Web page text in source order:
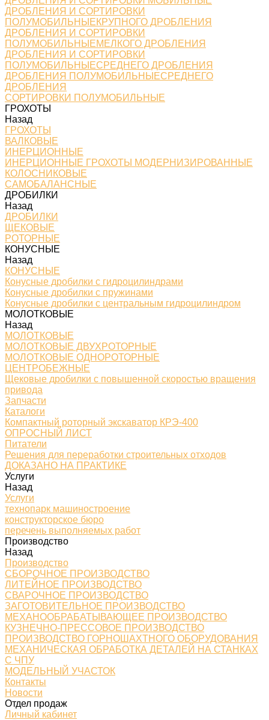
ДРОБЛЕНИЯ И СОРТИРОВКИ
ПОЛУМОБИЛЬНЫЕКРУПНОГО ДРОБЛЕНИЯ
ДРОБЛЕНИЯ И СОРТИРОВКИ
ПОЛУМОБИЛЬНЫЕМЕЛКОГО ДРОБЛЕНИЯ
ДРОБЛЕНИЯ И СОРТИРОВКИ
ПОЛУМОБИЛЬНЫЕСРЕДНЕГО ДРОБЛЕНИЯ
ДРОБЛЕНИЯ ПОЛУМОБИЛЬНЫЕСРЕДНЕГО
ДРОБЛЕНИЯ
СОРТИРОВКИ ПОЛУМОБИЛЬНЫЕ
ГРОХОТЫ
Назад
ГРОХОТЫ
ВАЛКОВЫЕ
ИНЕРЦИОННЫЕ
ИНЕРЦИОННЫЕ ГРОХОТЫ МОДЕРНИЗИРОВАННЫЕ
КОЛОСНИКОВЫЕ
САМОБАЛАНСНЫЕ
ДРОБИЛКИ
Назад
ДРОБИЛКИ
ЩЕКОВЫЕ
РОТОРНЫЕ
КОНУСНЫЕ
Назад
КОНУСНЫЕ
Конусные дробилки с гидроцилиндрами
Конусные дробилки с пружинами
Конусные дробилки с центральным гидроцилиндром
МОЛОТКОВЫЕ
Назад
МОЛОТКОВЫЕ
МОЛОТКОВЫЕ ДВУХРОТОРНЫЕ
МОЛОТКОВЫЕ ОДНОРОТОРНЫЕ
ЦЕНТРОБЕЖНЫЕ
Щековые дробилки с повышенной скоростью вращения
привода
Запчасти
Каталоги
Компактный роторный экскаватор КРЭ-400
ОПРОСНЫЙ ЛИСТ
Питатели
Решения для переработки строительных отходов
ДОКАЗАНО НА ПРАКТИКЕ
Услуги
Назад
Услуги
технопарк машиностроение
конструкторское бюро
перечень выполняемых работ
Производство
Назад
Производство
СБОРОЧНОЕ ПРОИЗВОДСТВО
ЛИТЕЙНОЕ ПРОИЗВОДСТВО
СВАРОЧНОЕ ПРОИЗВОДСТВО
ЗАГОТОВИТЕЛЬНОЕ ПРОИЗВОДСТВО
МЕХАНООБРАБАТЫВАЮЩЕЕ ПРОИЗВОДСТВО
КУЗНЕЧНО-ПРЕССОВОЕ ПРОИЗВОДСТВО
ПРОИЗВОДСТВО ГОРНОШАХТНОГО ОБОРУДОВАНИЯ
МЕХАНИЧЕСКАЯ ОБРАБОТКА ДЕТАЛЕЙ НА СТАНКАХ
С ЧПУ
МОДЕЛЬНЫЙ УЧАСТОК
Контакты
Новости
Отдел продаж
Личный кабинет